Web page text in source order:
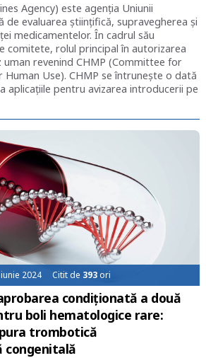
Agency) este agenția Uniunii
de evaluarea științifică, supravegherea și
medicamentelor. În cadrul său
comitete, rolul principal în autorizarea
revenind CHMP (Committee for
Use). CHMP se întrunește o dată
aplicațiile pentru avizarea introducerii pe
iunie 2024 Citit de 393ori
condiționată a două
boli hematologice rare:
trombotică
congenitală